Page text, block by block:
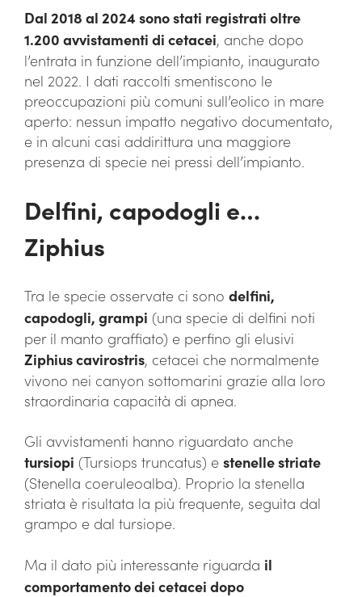
Dal 2018 al 2024 sono stati registrati oltre
1.200 avvistamenti di cetacei, anche dopo
l’entrata in funzione dell’impianto, inaugurato
nel 2022. I dati raccolti smentiscono le
preoccupazioni più comuni sull’eolico in mare
aperto: nessun impatto negativo documentato,
e in alcuni casi addirittura una maggiore
presenza di specie nei pressi dell’impianto.
Delfini, capodogli e…
Ziphius
Tra le specie osservate ci sono delfini,
capodogli, grampi (una specie di delfini noti
per il manto graffiato) e perfino gli elusivi
Ziphius cavirostris, cetacei che normalmente
vivono nei canyon sottomarini grazie alla loro
straordinaria capacità di apnea.
Gli avvistamenti hanno riguardato anche
tursiopi (Tursiops truncatus) e stenelle striate
(Stenella coeruleoalba). Proprio la stenella
striata è risultata la più frequente, seguita dal
grampo e dal tursiope.
Ma il dato più interessante riguarda il
comportamento dei cetacei dopo